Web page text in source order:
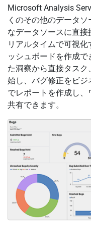
Microsoft Analysis
くのその他のデータ
なデータソースに直
リアルタイムで可視
ッシュボードを作成
た洞察から直接タス
始し、バグ修正をビ
でレポートを作成し
共有できます。